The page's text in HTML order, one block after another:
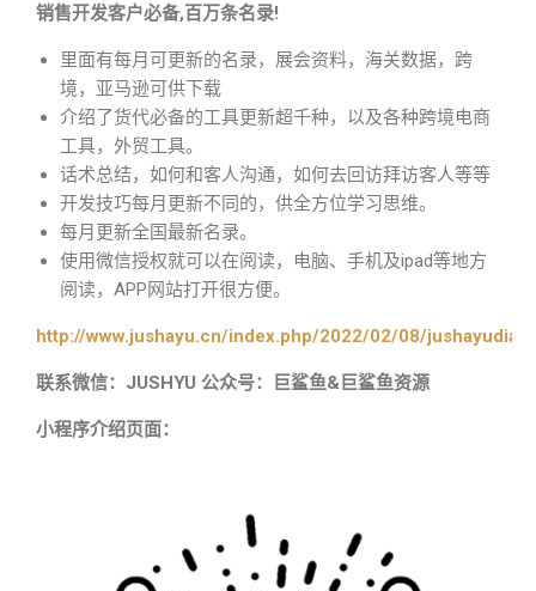
销售开发客户必备,百万条名录!
里面有每月可更新的名录，展会资料，海关数据，跨
境，亚马逊可供下载
介绍了货代必备的工具更新超千种，以及各种跨境电商
工具，外贸工具。
话术总结，如何和客人沟通，如何去回访拜访客人等等
开发技巧每月更新不同的，供全方位学习思维。
每月更新全国最新名录。
使用微信授权就可以在阅读，电脑、手机及ipad等地方
阅读，APP网站打开很方便。
http://www.jushayu.cn/index.php/2022/02/08/
联系微信：JUSHYU 公众号：巨鲨鱼&巨鲨鱼资源
小程序介绍页面：